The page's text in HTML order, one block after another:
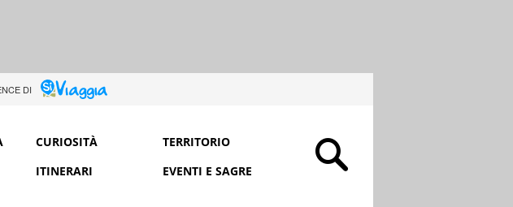
DI
CURIOSITÀ
TERRITORIO
ITINERARI EVENTI E SAGRE